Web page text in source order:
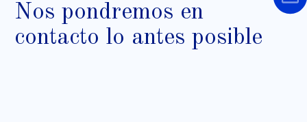
Nos pondremos en
contacto lo antes posible